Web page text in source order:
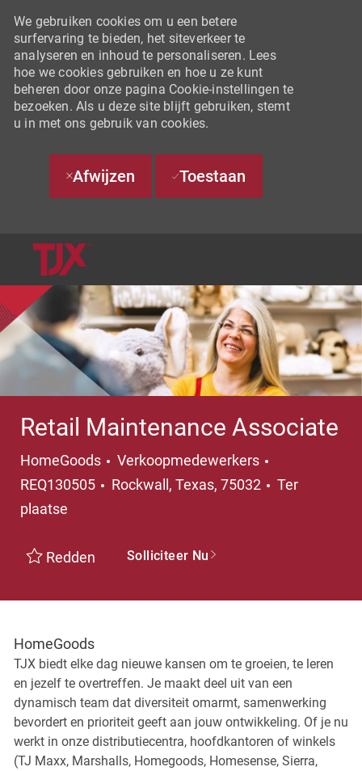
We gebruiken cookies om u een betere
surfervaring te bieden, het siteverkeer te
analyseren en inhoud te personaliseren. Lees
hoe we cookies gebruiken en hoe u ze kunt
beheren door onze pagina Cookie-instellingen te
bezoeken. Als u deze site blijft gebruiken, stemt
u in met ons gebruik van cookies.
Afwijzen Toestaan
Retail Maintenance Associate
HomeGoods Categorie
Verkoopmedewerkers
REQ130505
Plaats
Rockwall, Texas, 75032
Ter
plaatse
Redden Solliciteer Nu
HomeGoods
TJX biedt elke dag nieuwe kansen om te groeien, te leren
en jezelf te overtreffen. Je maakt deel uit van een
dynamisch team dat diversiteit omarmt, samenwerking
bevordert en prioriteit geeft aan jouw ontwikkeling. Of je nu
werkt in onze distributiecentra, hoofdkantoren of winkels
(TJ Maxx, Marshalls, Homegoods, Homesense, Sierra,